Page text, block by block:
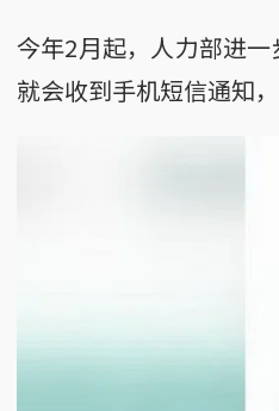
今年2月起，人力部进
就会收到手机短信通知